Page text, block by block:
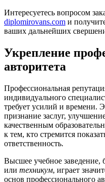
Интересуетесь вопросом
diplomirovans.com и
ваших дальнейших
Укрепление
авторитета
Профессиональная
индивидуального
требует усилий и времени.
признание заслуг,
качественным
к тем, кто стремится
ответственность.
Высшее учебное заведение,
или техникум, играет
основ профессионального